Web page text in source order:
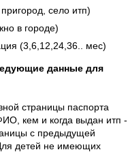
село итп)
в городе)
(3,6,12,24,36.. мес)
данные для
страницы паспорта
кем и когда выдан итп -
с предыдущей
детей не имеющих